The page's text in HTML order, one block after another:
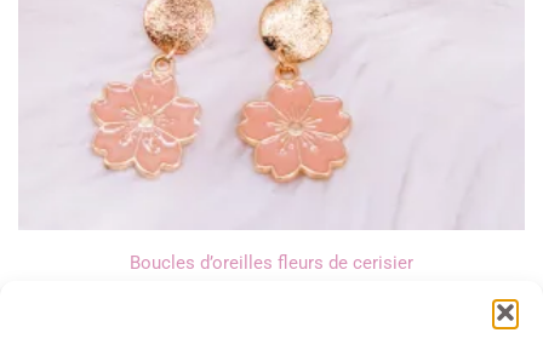
Boucles d’oreilles fleurs de cerisier